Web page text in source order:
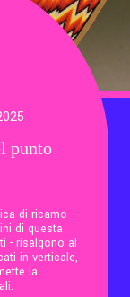
punto
di ricamo
di questa
- risalgono al
in verticale,
la